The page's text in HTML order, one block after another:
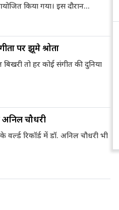
किया गया। इस दौरान...
पर झूमे श्रोता
तो हर कोई संगीत की दुनिया
अनिल चौधरी
रिकॉर्ड में डॉ. अनिल चौधरी भी
कुंभ
धनलाभ के अवसरों में वृद्धि के साथ